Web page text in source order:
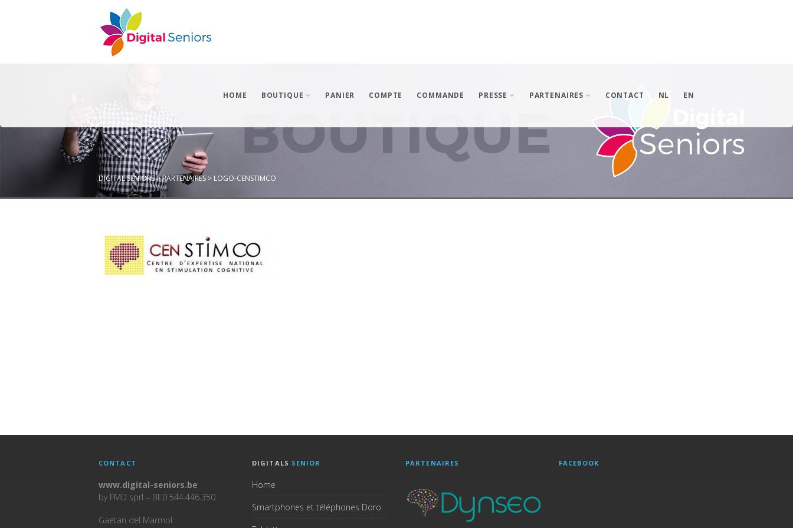
HOME BOUTIQUE PANIER COMPTE COMMANDE PRESSE PARTENAIRES CONTACT NL EN
DIGITAL SENIORS>PARTENAIRES > LOGO-CENSTIMCO
CONTACT
www.digital-seniors.be
by FMD sprl – BE0 544.446.350
Gaëtan del Marmol
DIGITALS SENIOR
Home
Smartphones et téléphones Doro
PARTENAIRES FACEBOOK